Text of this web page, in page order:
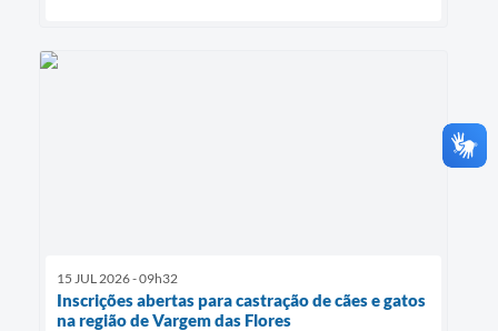
15 JUL 2026 - 09h32
Inscrições abertas para castração de cães e gatos
na região de Vargem das Flores